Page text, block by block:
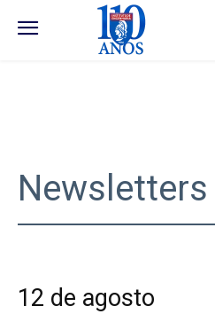
Newsletters
12 de agosto